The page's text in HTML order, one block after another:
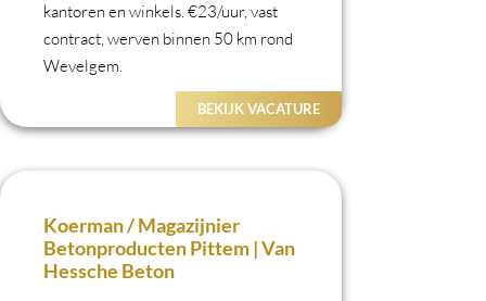
kantoren en winkels. €23/uur, vast
contract, werven binnen 50 km rond
Wevelgem.
BEKIJK VACATURE
Koerman / Magazijnier
Betonproducten Pittem | Van
Hessche Beton